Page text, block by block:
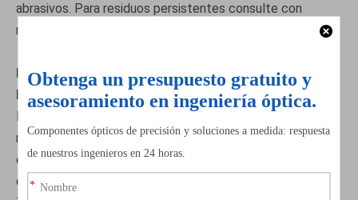
abrasivos. Para residuos persistentes consulte con
nuestro soporte técnico.
P: ¿Cuál es la vida útil típica de los recubrimientos
HR?
R: En condiciones normales de funcionamiento, los
recubrimientos HR pueden durar años. Sin embargo, la
exposición a alta humedad, polvo o temperaturas
extremas puede degradar el rendimiento. Se recomiendan